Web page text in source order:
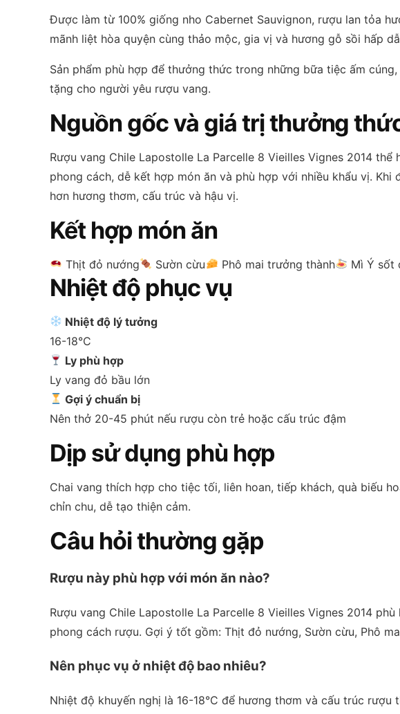
Được làm từ 100% giống nho Cabernet Sauvignon, rượu lan tỏa
mãnh liệt hòa quyện cùng thảo mộc, gia vị và hương gỗ sồi hấp
Sản phẩm phù hợp để thưởng thức trong những bữa tiệc ấm
tặng cho người yêu rượu vang.
Nguồn gốc và giá trị thưởng
Rượu vang Chile Lapostolle La Parcelle 8 Vieilles Vignes 2014
phong cách, dễ kết hợp món ăn và phù hợp với nhiều khẩu vị.
hơn hương thơm, cấu trúc và hậu vị.
Kết hợp món ăn
Thịt đỏ nướng Sườn cừu Phô mai trưởng thành Mì Ý sốt
Nhiệt độ phục vụ
Nhiệt độ lý tưởng
16-18°C
Ly phù hợp
Ly vang đỏ bầu lớn
Gợi ý chuẩn bị
Nên thở 20-45 phút nếu rượu còn trẻ hoặc cấu trúc đậm
Dịp sử dụng phù hợp
Chai vang thích hợp cho tiệc tối, liên hoan, tiếp khách, quà biếu
chỉn chu, dễ tạo thiện cảm.
Câu hỏi thường gặp
Rượu này phù hợp với món ăn nào?
Rượu vang Chile Lapostolle La Parcelle 8 Vieilles Vignes 2014
phong cách rượu. Gợi ý tốt gồm: Thịt đỏ nướng, Sườn cừu, Phô
Nên phục vụ ở nhiệt độ bao nhiêu?
Nhiệt độ khuyến nghị là 16-18°C để hương thơm và cấu trúc rượu